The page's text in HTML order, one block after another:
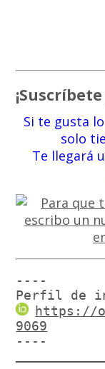
Si te gusta lo
solo
Te llegará
----
Perfil de
https://
9069
----